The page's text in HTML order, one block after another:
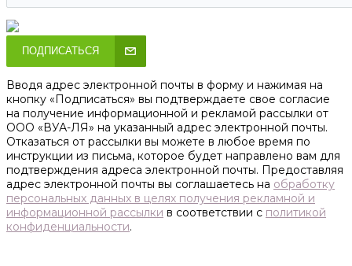
ПОДПИСАТЬСЯ
Вводя адрес электронной почты в форму и нажимая на
кнопку «Подписаться» вы подтверждаете свое согласие
на получение информационной и рекламой рассылки от
ООО «ВУА-ЛЯ» на указанный адрес электронной почты.
Отказаться от рассылки вы можете в любое время по
инструкции из письма, которое будет направлено вам для
подтверждения адреса электронной почты. Предоставляя
адрес электронной почты вы соглашаетесь на обработку
персональных данных в целях получения рекламной и
информационной рассылки в соответствии с политикой
конфиденциальности.